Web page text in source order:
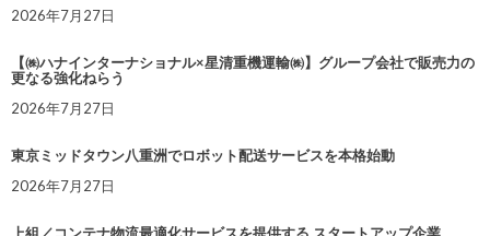
2026年7月27日
【㈱ハナインターナショナル×星清重機運輸㈱】グループ会社で販売力の
更なる強化ねらう
2026年7月27日
東京ミッドタウン八重洲でロボット配送サービスを本格始動
2026年7月27日